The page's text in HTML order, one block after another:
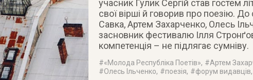
учасник Гулик Сергій став гостем
свої вірші й говорив про поезію.
Савка, Артем Захарченко, Олесь
засновник фестивалю Ілля
компетенція – не підлягає сумніву.
#«Молода Республіка Поетів», #Артем
#Олесь Ільченко, #поезія, #форум видавців